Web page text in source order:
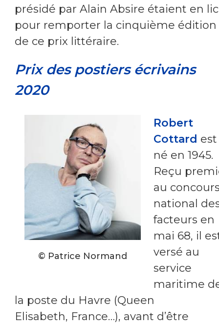
présidé par Alain Absire étaient en
pour remporter la cinquième édition
de ce prix littéraire.
Prix des postiers écrivains
2020
© Patrice Normand
Robert
Cottard est
né en 1945.
Reçu
au
national
facteurs en
mai 68, il
versé au
service
maritime
la poste du Havre (Queen
Elisabeth, France…), avant d’être